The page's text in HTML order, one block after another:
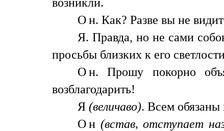
Он. Как? Разве вы не
Я. Правда, но не сами
просьбы близких к его
Он. Прошу покорно
возблагодарить!
Я (величаво). Всем
Он (встав, отступает